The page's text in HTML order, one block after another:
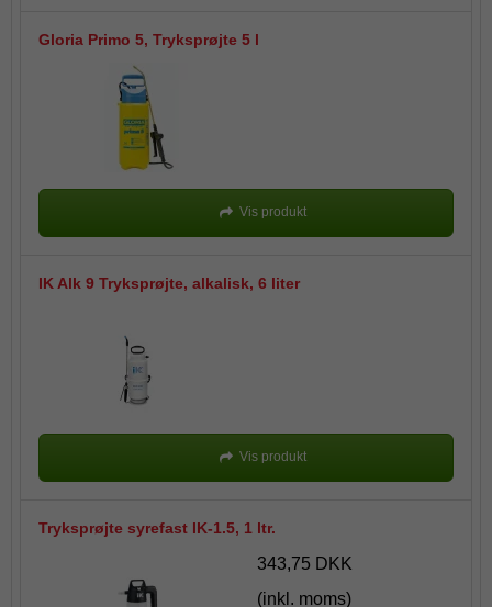
Gloria Primo 5, Tryksprøjte 5 l
Vis produkt
IK Alk 9 Tryksprøjte, alkalisk, 6 liter
Vis produkt
Tryksprøjte syrefast IK-1.5, 1 ltr.
343,75 DKK
(inkl. moms)